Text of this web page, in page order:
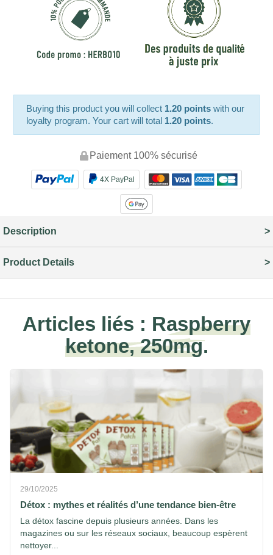
Buying this product you will collect 1.20 points with our
loyalty program. Your cart will total 1.20 points.
Paiement 100% sécurisé
4X PayPal
Description
Product Details
Articles liés : Raspberry
ketone, 250mg.
29/10/2025
Détox : mythes et réalités d’une tendance bien-être
La détox fascine depuis plusieurs années. Dans les
magazines ou sur les réseaux sociaux, beaucoup espèrent
nettoyer...